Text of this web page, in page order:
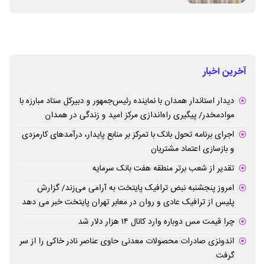
آخرین اخبار
دیدار استاندار همدان با نماینده رئیس‌جمهور و دبیرکل ستاد مبارزه با
موادمخدر/ پیگیری راه‌اندازی مرکز امید و زندگی در همدان
اجرای برنامه تحول بانک با تمرکز بر منابع پایدار، درآمدهای کارمزدی
و بازسازی اعتماد مشتریان
تقدیر از شعب برتر منطقه هفت بانک سرمایه
امروز پنجشنبه نبض ترافیک پایتخت به آرامی می‌زند/ گزارش
پلیس از ترافیک عادی و روان در معابر تهران پایتخت خبر می دهد
چرا قیمت مس دوباره وارد کانال ۱۴ هزار دلار شد
اندونزی صادرات محصولات معدنی حاوی عناصر نادر خاکی را از سر
گرفت